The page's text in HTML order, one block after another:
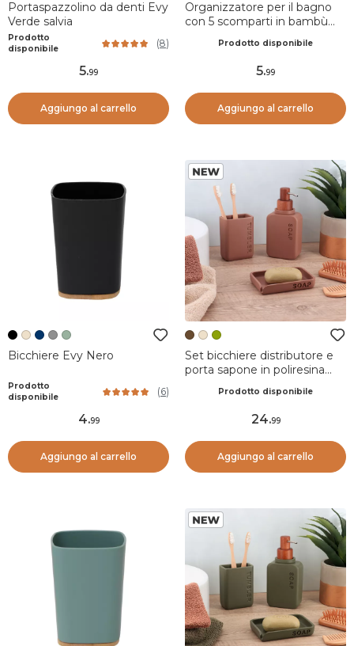
Portaspazzolino da denti Evy
Verde salvia
Prodotto
disponibile
(8)
5.99
Aggiungo al carrello
Organizzatore per il bagno
con 5 scomparti in bambù
Prodotto disponibile
5.99
Aggiungo al carrello
Bicchiere Evy Nero
Prodotto
disponibile
(6)
4.99
Aggiungo al carrello
Set bicchiere distributore e
porta sapone in poliresina
Prodotto disponibile
24.99
Aggiungo al carrello